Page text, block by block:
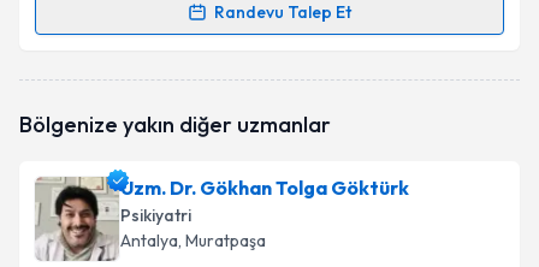
Randevu Talep Et
Randevu Takvimi Talebi
oluşturun. Size bu uzmandan randevu almanız için bir
E-posta Adresiniz
Bölgenize yakın diğer uzmanlar
Uzm. Dr. Gökhan Tolga Göktürk
Psikiyatri
Antalya, Muratpaşa